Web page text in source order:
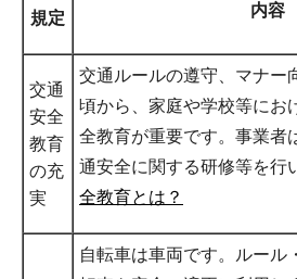
規定
内容
交通
安全
教育
の充
実
交通ルールの遵守、マナー
頃から、家庭や学校等にお
全教育が重要です。事業者
通安全に関する研修等を行
全教育とは？
自転車は車両です。ルール